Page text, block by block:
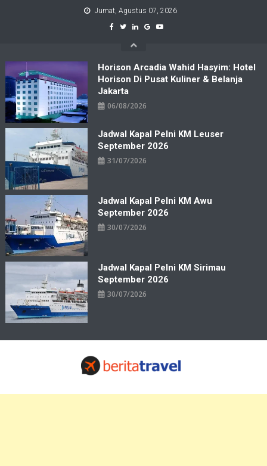
Jumat, Agustus 07, 2026
Horison Arcadia Wahid Hasyim: Hotel
Horison Di Pusat Kuliner & Belanja
Jakarta
06/08/2026
Jadwal Kapal Pelni KM Leuser
September 2026
31/07/2026
Jadwal Kapal Pelni KM Awu
September 2026
30/07/2026
Jadwal Kapal Pelni KM Sirimau
September 2026
30/07/2026
Travelbiz